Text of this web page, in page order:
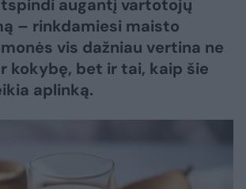
augantį vartotojų
– rinkdamiesi maisto
vis dažniau vertina ne
kokybę, bet ir tai, kaip šie
aplinką.